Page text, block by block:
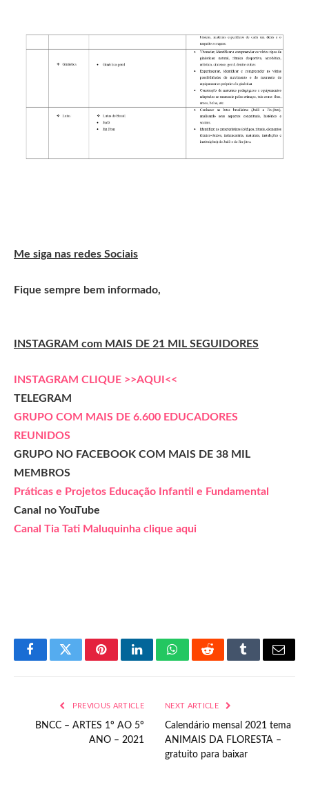
Me siga nas redes Sociais
Fique sempre bem informado,
INSTAGRAM com MAIS DE 21 MIL SEGUIDORES
INSTAGRAM CLIQUE >>AQUI<<
TELEGRAM
GRUPO COM MAIS DE 6.600 EDUCADORES
REUNIDOS
GRUPO NO FACEBOOK COM MAIS DE 38 MIL
MEMBROS
Práticas e Projetos Educação Infantil e Fundamental
Canal no YouTube
Canal Tia Tati Maluquinha clique aqui
FacebookTwitterPinterestLinkedInWhatsAppRedditTumblrEmail
PREVIOUS ARTICLE
BNCC – ARTES 1º AO 5º
ANO – 2021
NEXT ARTICLE
Calendário mensal 2021 tema
ANIMAIS DA FLORESTA –
gratuito para baixar